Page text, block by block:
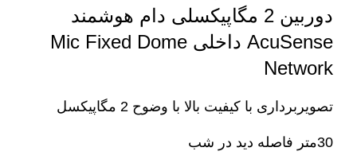
دوربین 2 مگاپیکسلی دام هوشمند
AcuSense داخلی
Mic Fixed Dome
Network
تصویربرداری با کیفیت بالا با وضوح 2 مگاپیکسل
30متر فاصله دید در شب